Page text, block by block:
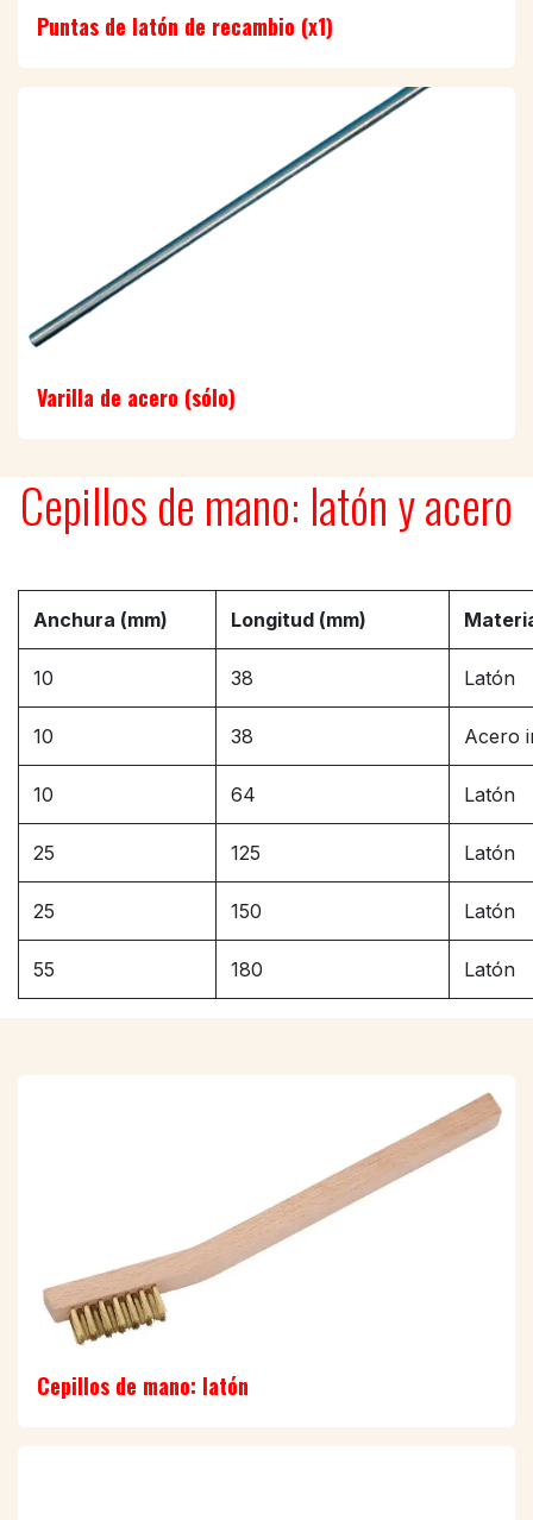
Puntas de latón de recambio (x1)
Varilla de acero (sólo)
Cepillos de mano: latón y acero
Anchura (mm) Longitud (mm)
10 38 Latón
10 38 Acero
10 64 Latón
25 125 Latón
25 150 Latón
55 180 Latón
Cepillos de mano: latón